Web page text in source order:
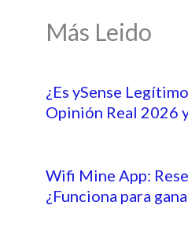
Más Leido
¿Es ySense
Opinión Real 2026
Wifi Mine App:
¿Funciona para